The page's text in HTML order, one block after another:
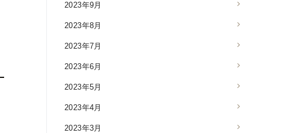
2023年9月
2023年8月
2023年7月
2023年6月
2023年5月
2023年4月
2023年3月